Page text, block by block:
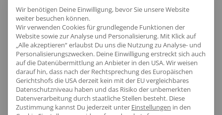
Wir benötigen Deine Einwilligung, bevor Sie unsere Website
weiter besuchen können.
Wir verwenden Cookies für grundlegende Funktionen der
Website sowie zur Analyse und Personalisierung. Mit Klick auf
„Alle akzeptieren“ erlaubst Du uns die Nutzung zu Analyse- und
Personalisierungszwecken. Deine Einwilligung erstreckt sich auch
auf die Datenübermittlung an Anbieter in den USA. Wir weisen
darauf hin, dass nach der Rechtsprechung des Europäischen
Gerichtshofs die USA derzeit kein mit der EU vergleichbares
Datenschutzniveau haben und das Risiko der unbemerkten
Datenverarbeitung durch staatliche Stellen besteht. Diese
Zustimmung kannst Du jederzeit unter Einstellungen in den